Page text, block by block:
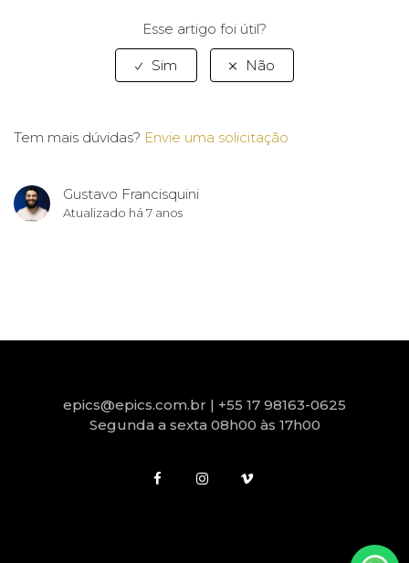
Site | Design | Como ativar Modo Noturno
EXIBIR MAIS
Esse artigo foi útil?
Tem mais dúvidas? Envie uma solicitação
Gustavo Francisquini
Atualizado há 7 anos
epics@epics.com.br | +55 17 98163-0625
Segunda a sexta 08h00 às 17h00